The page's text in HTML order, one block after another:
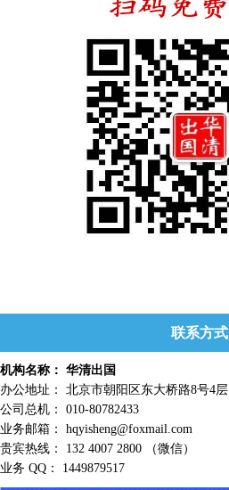
联系方式
机构名称： 华清出国
办公地址： 北京市朝阳区东大桥路8号4层
公司总机： 010-80782433
业务邮箱： hqyisheng@foxmail.com
贵宾热线： 132 4007 2800 （微信）
业务 QQ： 1449879517